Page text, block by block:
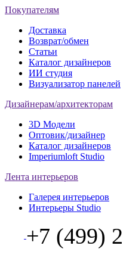
Покупателям
Доставка
Возврат/обмен
Статьи
Каталог дизайнеров
ИИ студия
Визуализатор панелей
Дизайнерам/архитекторам
3D Модели
Оптовик/дизайнер
Каталог дизайнеров
Imperiumloft Studio
Лента интерьеров
Галерея интерьеров
Интерьеры Studio
+7 (499)